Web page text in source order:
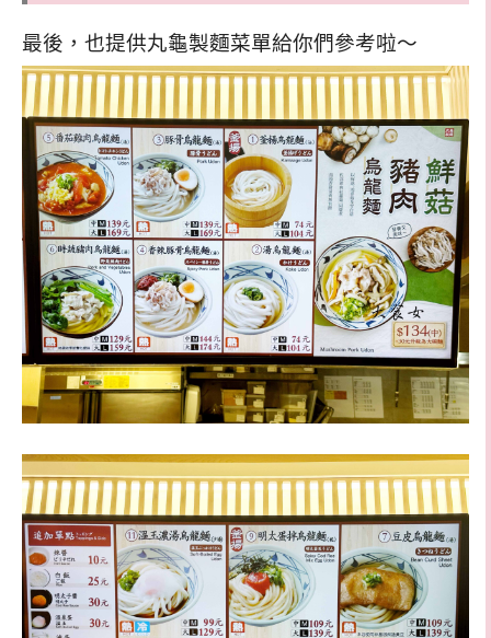
最後，也提供丸龜製麵菜單給你們參考啦～